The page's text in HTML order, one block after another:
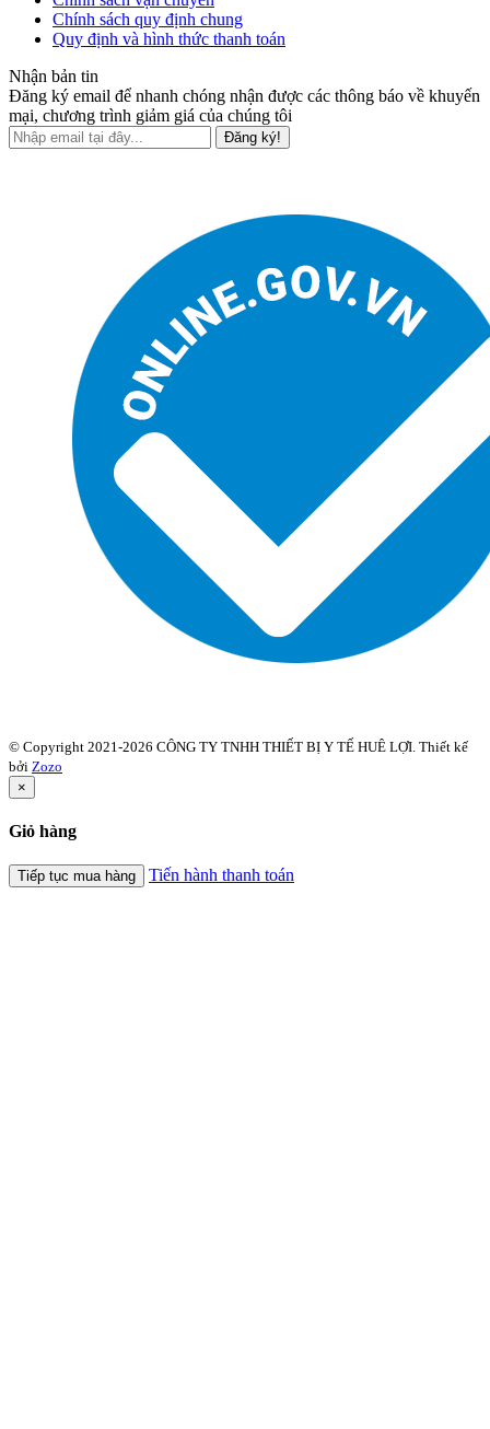
Chính sách quy định chung
Quy định và hình thức thanh toán
Nhận bản tin
Đăng ký email để nhanh chóng nhận được các thông báo về khuyến
mại, chương trình giảm giá của chúng tôi
Đăng ký!
© Copyright 2021-2026 CÔNG TY TNHH THIẾT BỊ Y TẾ HUÊ LỢI. Thiết kế
bởi Zozo
×
Giỏ hàng
Tiếp tục mua hàng Tiến hành thanh toán